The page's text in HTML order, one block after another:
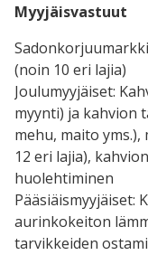
Myyjäisvastuut
(noin 10 eri lajia)
Joulumyyjäiset:
myynti) ja kahvion
mehu, maito
12 eri lajia),
huolehtiminen
Pääsiäismyyjäiset:
aurinkokeiton
tarvikkeiden